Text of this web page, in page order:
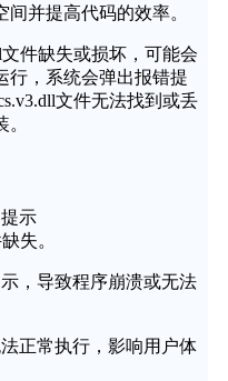
并提高代码的效率。
文件缺失或损坏，可能会
行，系统会弹出报错提
文件无法找到或丢
示
失。
，导致程序崩溃或无法
正常执行，影响用户体